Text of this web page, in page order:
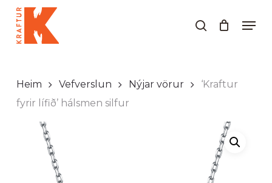
Skip
main
search
Heim Vefverslun Nýjar vörur
‘Kraftur
fyrir lífið’ hálsmen silfur